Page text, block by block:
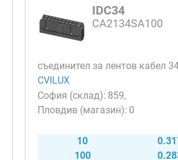
IDC34
CA2134SA100
съединител за лентов кабел
CVILUX
859
0
10
100